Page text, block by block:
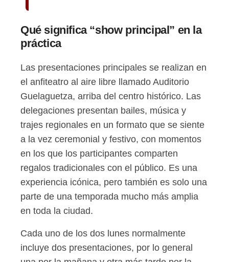
Qué significa “show principal” en la
práctica
Las presentaciones principales se realizan en
el anfiteatro al aire libre llamado Auditorio
Guelaguetza, arriba del centro histórico. Las
delegaciones presentan bailes, música y
trajes regionales en un formato que se siente
a la vez ceremonial y festivo, con momentos
en los que los participantes comparten
regalos tradicionales con el público. Es una
experiencia icónica, pero también es solo una
parte de una temporada mucho más amplia
en toda la ciudad.
Cada uno de los dos lunes normalmente
incluye dos presentaciones, por lo general